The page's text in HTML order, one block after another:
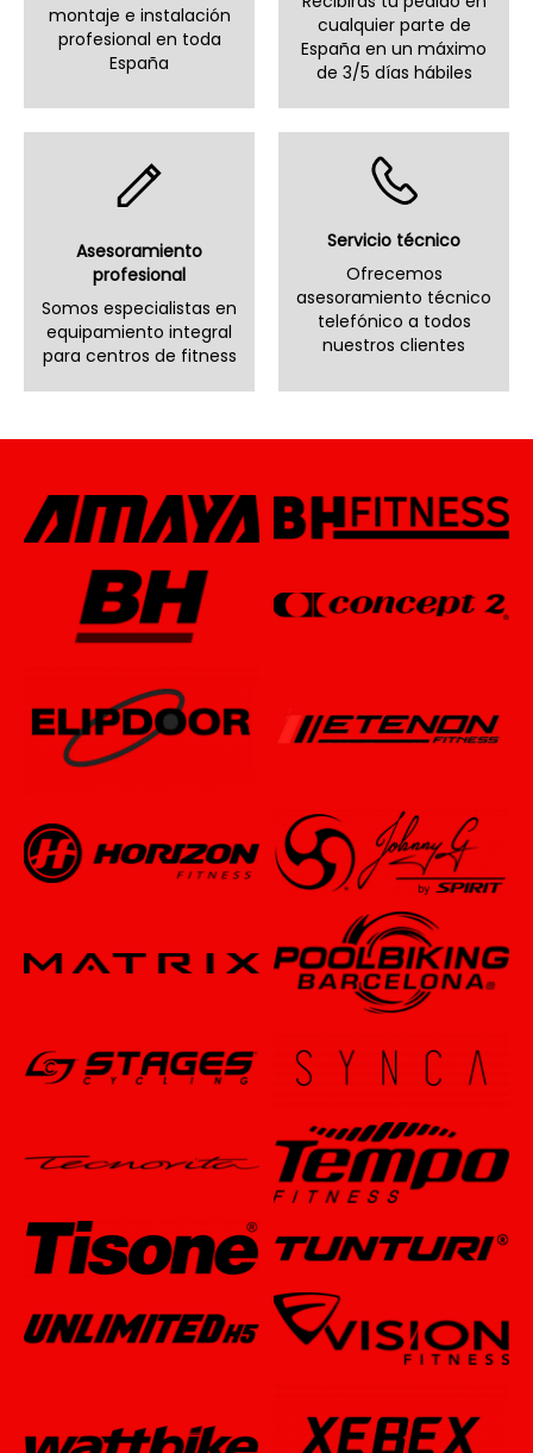
montaje e instalación
profesional en toda
España
cualquier parte de
España en un máximo
de 3/5 días hábiles
Asesoramiento
profesional
Somos especialistas en
equipamiento integral
para centros de fitness
Servicio técnico
Ofrecemos
asesoramiento técnico
telefónico a todos
nuestros clientes